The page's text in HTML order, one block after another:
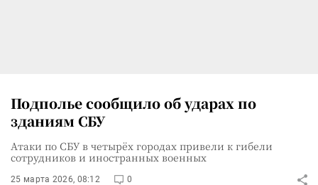
Подполье сообщило об ударах по
зданиям СБУ
Атаки по СБУ в четырёх городах привели к гибели
сотрудников и иностранных военных
25 марта 2026, 08:12 0